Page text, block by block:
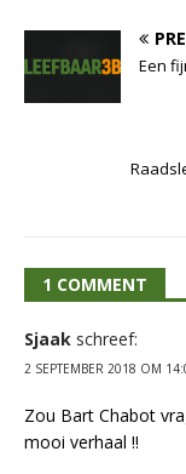
Een
1 COMMENT
Sjaak schreef:
2 SEPTEMBER 2018 OM
Zou Bart Chabot
mooi verhaal !!